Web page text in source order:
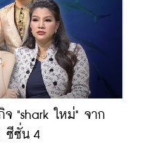
จ "shark ใหม่" จาก
ซีซั่น 4